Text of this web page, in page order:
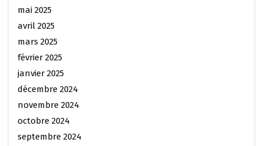
mai 2025
avril 2025
mars 2025
février 2025
janvier 2025
décembre 2024
novembre 2024
octobre 2024
septembre 2024